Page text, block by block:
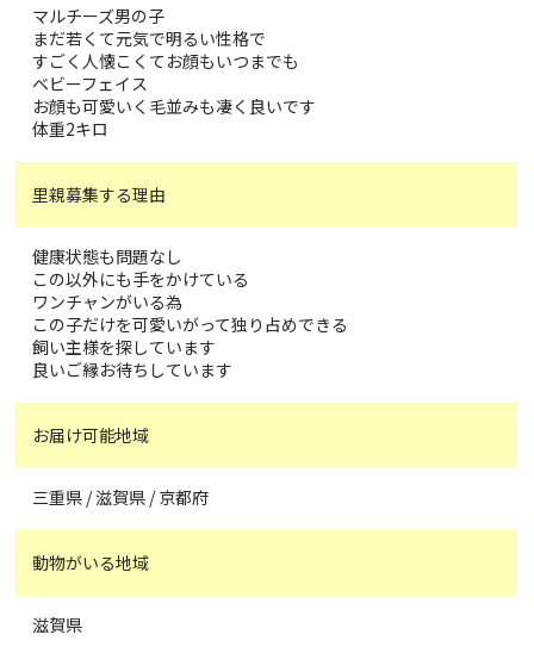
マルチーズ男の子
まだ若くて元気で明るい性格で
すごく人懐こくてお顔もいつまでも
ベビーフェイス
お顔も可愛いく毛並みも凄く良いです
体重2キロ
里親募集する理由
健康状態も問題なし
この以外にも手をかけている
ワンチャンがいる為
この子だけを可愛いがって独り占めできる
飼い主様を探しています
良いご縁お待ちしています
お届け可能地域
三重県 / 滋賀県 / 京都府
動物がいる地域
滋賀県